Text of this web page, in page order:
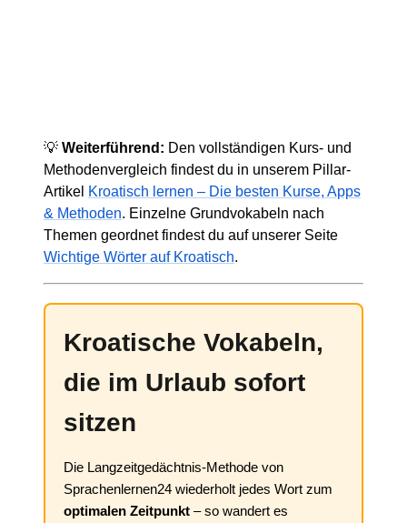
💡 Weiterführend: Den vollständigen Kurs- und
Methodenvergleich findest du in unserem Pillar-
Artikel Kroatisch lernen – Die besten Kurse, Apps
& Methoden. Einzelne Grundvokabeln nach
Themen geordnet findest du auf unserer Seite
Wichtige Wörter auf Kroatisch.
Kroatische Vokabeln,
die im Urlaub sofort
sitzen
Die Langzeitgedächtnis-Methode von
Sprachenlernen24 wiederholt jedes Wort zum
optimalen Zeitpunkt – so wandert es